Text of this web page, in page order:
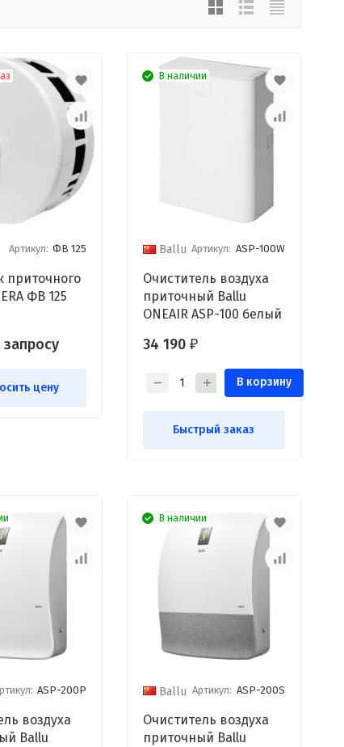
Артикул: ФВ 125
приточного
ФВ 125
цену
В наличии
Ballu Артикул: ASP-100W
Очиститель воздуха
приточный Ballu
ONEAIR ASP-100 белый
34 190 ₽
В корзину
Быстрый заказ
ASP-200P
воздуха
Ballu
В наличии
Ballu Артикул: ASP-200S
Очиститель воздуха
приточный Ballu